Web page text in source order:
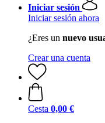
Iniciar sesión
Iniciar sesión ahora
¿Eres un nuevo
Crear una cuenta
Cesta 0,00 €